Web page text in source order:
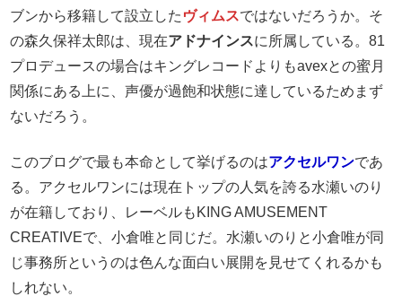
ブンから移籍して設立した ヴィムスではないだろうか。そ
の森久保祥太郎は、現在アドナインスに所属している。81
プロデュースの場合はキングレコードよりもavexとの蜜月
関係にある上に、声優が過飽和状態に達しているためまず
ないだろう。
このブログで最も本命として挙げるのはアクセルワンであ
る。アクセルワンには現在トップの人気を誇る水瀬いのり
が在籍しており、レーベルもKING AMUSEMENT
CREATIVEで、小倉唯と同じだ。水瀬いのりと小倉唯が同
じ事務所というのは色んな面白い展開を見せてくれるかも
しれない。